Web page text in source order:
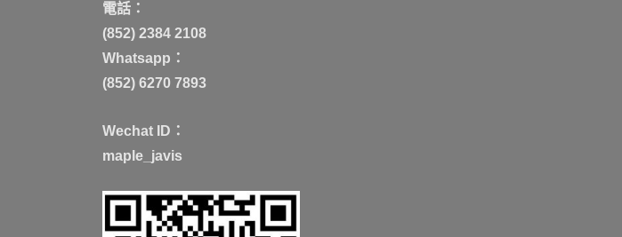
電話：
(852) 2384 2108
Whatsapp：
(852) 6270 7893
Wechat ID：
maple_javis